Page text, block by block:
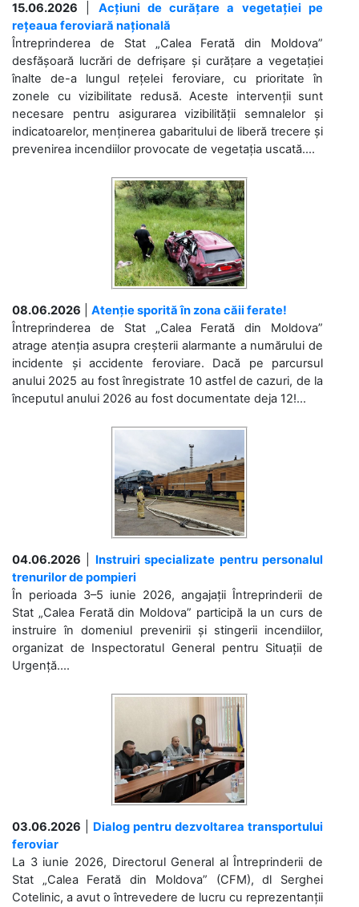
15.06.2026
Acțiuni de curățare a vegetației pe
rețeaua feroviară națională
Întreprinderea de Stat „Calea Ferată din Moldova”
desfășoară lucrări de defrișare și curățare a vegetației
înalte de-a lungul rețelei feroviare, cu prioritate în
zonele cu vizibilitate redusă. Aceste intervenții sunt
necesare pentru asigurarea vizibilității semnalelor și
indicatoarelor, menținerea gabaritului de liberă trecere și
prevenirea incendiilor provocate de vegetația uscată....
08.06.2026
Atenție sporită în zona căii ferate!
Întreprinderea de Stat „Calea Ferată din Moldova”
atrage atenția asupra creșterii alarmante a numărului de
incidente și accidente feroviare. Dacă pe parcursul
anului 2025 au fost înregistrate 10 astfel de cazuri, de la
începutul anului 2026 au fost documentate deja 12!...
04.06.2026
Instruiri specializate pentru personalul
trenurilor de pompieri
În perioada 3–5 iunie 2026, angajații Întreprinderii de
Stat „Calea Ferată din Moldova” participă la un curs de
instruire în domeniul prevenirii și stingerii incendiilor,
organizat de Inspectoratul General pentru Situații de
Urgență....
03.06.2026
Dialog pentru dezvoltarea transportului
feroviar
La 3 iunie 2026, Directorul General al Întreprinderii de
Stat „Calea Ferată din Moldova” (CFM), dl Serghei
Cotelinic, a avut o întrevedere de lucru cu reprezentanții